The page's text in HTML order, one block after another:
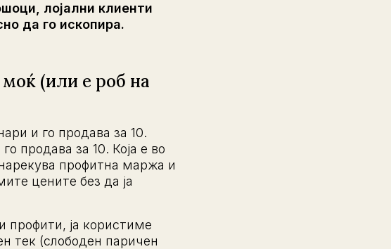
лојални клиенти
да го ископира.
(или е роб на
и го продава за 10.
продава за 10. Која е во
профитна маржа и
цените без да ја
профити, ја користиме
тек (слободен паричен